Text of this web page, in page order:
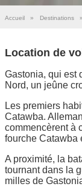
Accueil » Destinations »
Location de
Gastonia, qui est
Nord, un jeûne
Les premiers
Catawba.
commencèrent à
fourche Catawba
A proximité, la
tournant dans la
milles de